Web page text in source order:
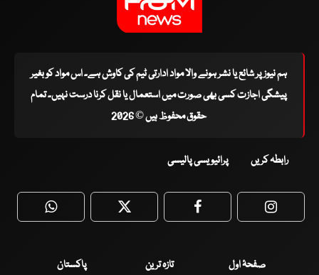
ہم نیوز پر شائع یا نشر ہونے والا مواد ادارتی ٹیم کی کاوش ہے۔ اس مواد کو بغیر
پیشگی اجازت کسی بھی صورت میں استعمال یا نقل کرنا درست نہیں۔ تمام
حقوق محفوظ ہیں © 2026
رابطہ کریں پرائیویسی پالیسی
WhatsApp Twitter Facebook
صفحۂ اول تازہ ترین
پاکستان